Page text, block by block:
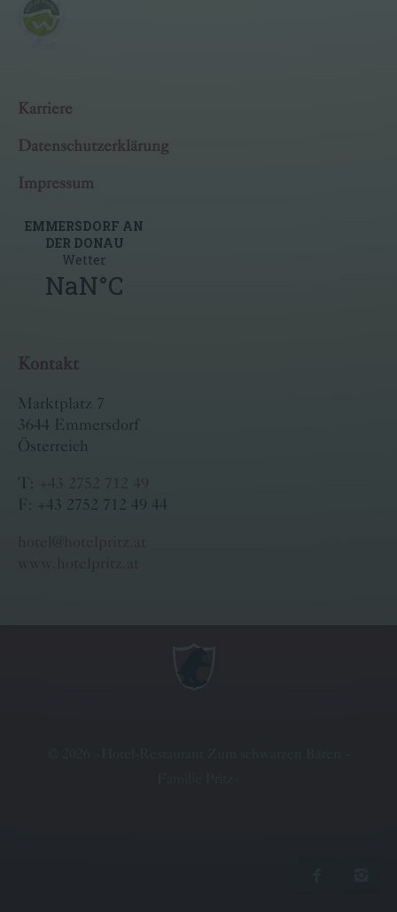
Karriere
Datenschutzerklärung
Impressum
Kontakt
Marktplatz 7
3644 Emmersdorf
Österreich
T:
+43 2752 712 49
F: +43 2752 712 49 44